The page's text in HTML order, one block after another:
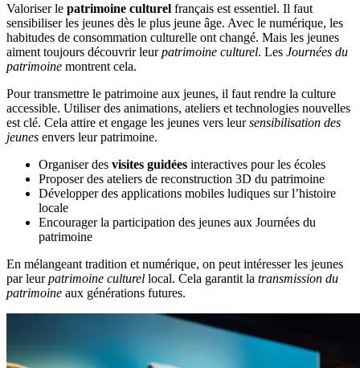
Valoriser le patrimoine culturel français est essentiel. Il faut
sensibiliser les jeunes dès le plus jeune âge. Avec le numérique, les
habitudes de consommation culturelle ont changé. Mais les jeunes
aiment toujours découvrir leurpatrimoine culturel. Les Journées du
patrimoine montrent cela.
Pour transmettre le patrimoine aux jeunes, il faut rendre la culture
accessible. Utiliser des animations, ateliers et technologies nouvelles
est clé. Cela attire et engage les jeunes vers leursensibilisation des
jeunes envers leur patrimoine.
Organiser des visites guidées interactives pour les écoles
Proposer des ateliers de reconstruction 3D du patrimoine
Développer des applications mobiles ludiques sur l’histoire
locale
Encourager la participation des jeunes aux Journées du
patrimoine
En mélangeant tradition et numérique, on peut intéresser les jeunes
par leurpatrimoine culturel local. Cela garantit la transmission du
patrimoine aux générations futures.